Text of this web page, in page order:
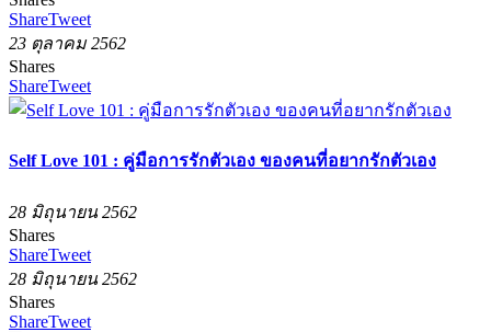
ShareTweet
23 ตุลาคม 2562
Shares
ShareTweet
Self Love 101 : คู่มือการรักตัวเอง ของคนที่อยากรักตัวเอง
28 มิถุนายน 2562
Shares
ShareTweet
28 มิถุนายน 2562
Shares
ShareTweet